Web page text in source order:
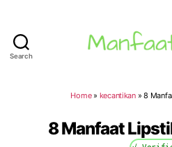
Search
Home» kecantikan»8
8 Manfaat